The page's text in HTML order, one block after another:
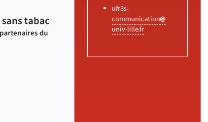
tabac
du
ufr3s-
communication
univ-lillefr